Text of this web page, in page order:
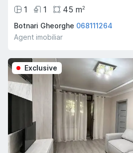
1
1 45 m2
Botnari Gheorghe 068111264
Agent imobiliar
Exclusive